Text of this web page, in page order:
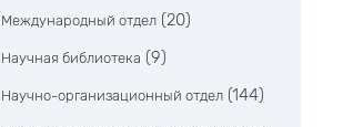
Международный отдел (20)
Научная библиотека (9)
Научно-организационный отдел (144)